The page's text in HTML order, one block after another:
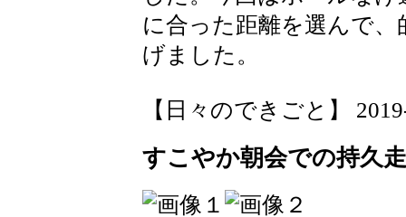
に合った距離を選んで
げました。
【日々のできごと】
すこやか朝会での持久走